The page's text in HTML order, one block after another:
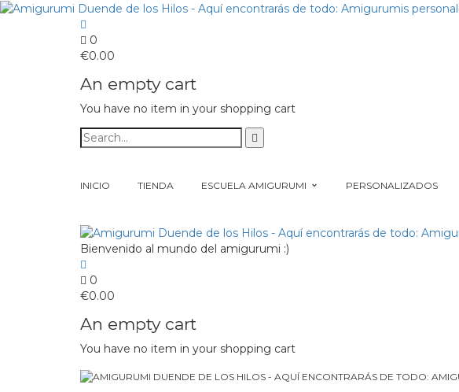
0
€0.00
An empty cart
You have no item in your shopping cart
INICIO TIENDA ESCUELA AMIGURUMI PERSONALIZADOS
Bienvenido al mundo del amigurumi :)
0
€0.00
An empty cart
You have no item in your shopping cart